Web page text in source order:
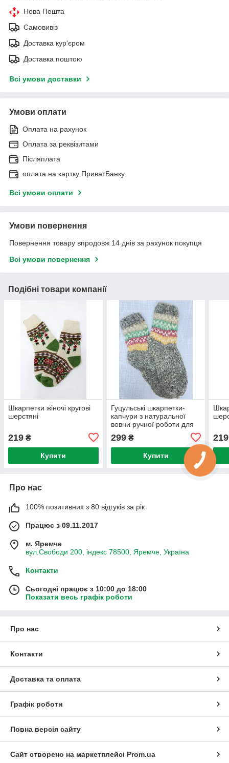
Нова Пошта
Самовивіз
Доставка кур'єром
Доставка поштою
Всі умови доставки
Умови оплати
Оплата на рахунок
Оплата за реквізитами
Післяплата
оплата на картку ПриватБанку
Всі умови оплати
Умови повернення
Повернення товару впродовж 14 днів за рахунок покупця
Всі умови повернення
Подібні товари компанії
Шкарпетки жіночі кругові
шерстяні
219 ₴
Купити
Гуцульські шкарпетки-
капчури з натуральної
вовни ручної роботи для
299₴
Купити
219
Про нас
100% позитивних з 80 відгуків за рік
Працює з 09.11.2017
м. Яремче
вул.Свободи 200, індекс 78500, Яремче, Україна
Контакти
Сьогодні працює з 10:00 до 18:00
Показати весь графік роботи
Про нас
Контакти
Доставка та оплата
Графік роботи
Повна версія сайту
Сайт створено на маркетплейсі Prom.ua